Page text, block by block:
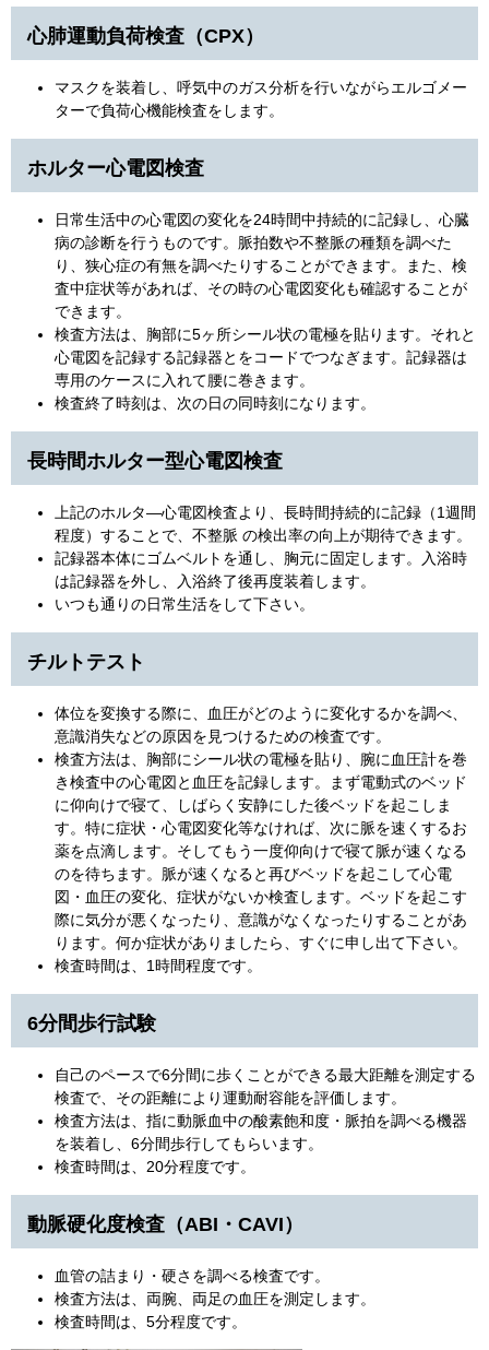
心肺運動負荷検査（CPX）
マスクを装着し、呼気中のガス分析を行いながらエルゴメー
ターで負荷心機能検査をします。
ホルター心電図検査
日常生活中の心電図の変化を24時間中持続的に記録し、心臓
病の診断を行うものです。脈拍数や不整脈の種類を調べた
り、狭心症の有無を調べたりすることができます。また、検
査中症状等があれば、その時の心電図変化も確認することが
できます。
検査方法は、胸部に5ヶ所シール状の電極を貼ります。それと
心電図を記録する記録器とをコードでつなぎます。記録器は
専用のケースに入れて腰に巻きます。
検査終了時刻は、次の日の同時刻になります。
長時間ホルター型心電図検査
上記のホルタ―心電図検査より、長時間持続的に記録（1週間
程度）することで、不整脈 の検出率の向上が期待できます。
記録器本体にゴムベルトを通し、胸元に固定します。入浴時
は記録器を外し、入浴終了後再度装着します。
いつも通りの日常生活をして下さい。
チルトテスト
体位を変換する際に、血圧がどのように変化するかを調べ、
意識消失などの原因を見つけるための検査です。
検査方法は、胸部にシール状の電極を貼り、腕に血圧計を巻
き検査中の心電図と血圧を記録します。まず電動式のベッド
に仰向けで寝て、しばらく安静にした後ベッドを起こしま
す。特に症状・心電図変化等なければ、次に脈を速くするお
薬を点滴します。そしてもう一度仰向けで寝て脈が速くなる
のを待ちます。脈が速くなると再びベッドを起こして心電
図・血圧の変化、症状がないか検査します。ベッドを起こす
際に気分が悪くなったり、意識がなくなったりすることがあ
ります。何か症状がありましたら、すぐに申し出て下さい。
検査時間は、1時間程度です。
6分間歩行試験
自己のペースで6分間に歩くことができる最大距離を測定する
検査で、その距離により運動耐容能を評価します。
検査方法は、指に動脈血中の酸素飽和度・脈拍を調べる機器
を装着し、6分間歩行してもらいます。
検査時間は、20分程度です。
動脈硬化度検査（ABI・CAVI）
血管の詰まり・硬さを調べる検査です。
検査方法は、両腕、両足の血圧を測定します。
検査時間は、5分程度です。